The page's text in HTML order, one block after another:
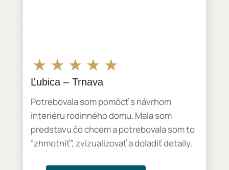
★ ★ ★ ★ ★
Ľubica – Trnava
Potrebovala som pomôcť s návrhom
interiéru rodinného domu. Mala som
predstavu čo chcem a potrebovala som to
“zhmotniť”, zvizualizovať a doladiť detaily.